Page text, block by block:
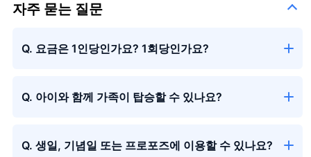
큰 꽃다발 ＋¥29,800
자주 묻는 질문
Q. 요금은 1인당인가요? 1회당인가요?
Q. 아이와 함께 가족이 탑승할 수 있나요?
Q. 생일, 기념일 또는 프로포즈에 이용할 수 있나요?